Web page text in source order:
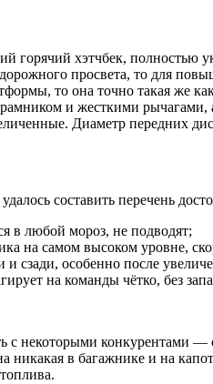
горячий хэтчбек,
просвета, то для
то она точно такая
и жесткими
Диаметр передних
составить перечень
в любой мороз, не подводят;
на самом высоком уровне,
сзади, особенно после
на команды чётко, без
с некоторыми конкурентами
никакая в багажнике и на